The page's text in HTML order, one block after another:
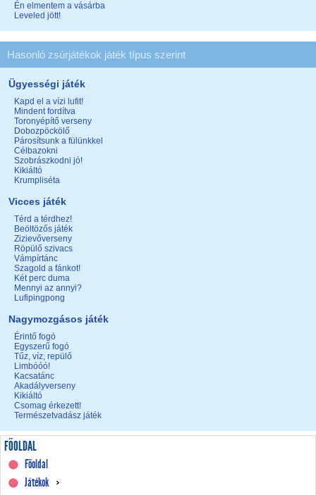
Én elmentem a vásárba
Leveled jött!
Hasonló zsúrjátékok játék típus szerint
Ügyességi játék
Kapd el a vízi lufit!
Mindent fordítva
Toronyépítő verseny
Dobozpöckölő
Párosítsunk a fülünkkel
Célbazokni
Szobrászkodni jó!
Kikiáltó
Krumpliséta
Vicces játék
Térd a térdhez!
Beöltözős játék
Zizievőverseny
Röpülő szivacs
Vámpírtánc
Szagold a fánkot!
Két perc duma
Mennyi az annyi?
Lufipingpong
Nagymozgásos játék
Érintő fogó
Egyszerű fogó
Tűz, víz, repülő
Limbóóó!
Kacsatánc
Akadályverseny
Kikiáltó
Csomag érkezett!
Természetvadász játék
FŐOLDAL
Főoldal
Játékok